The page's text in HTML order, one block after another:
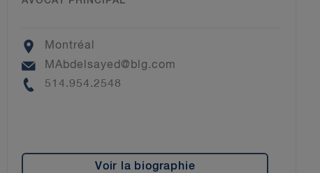
Location
Montréal
Email
MAbdelsayed@blg.com
Phone
514.954.2548
Voir la biographie